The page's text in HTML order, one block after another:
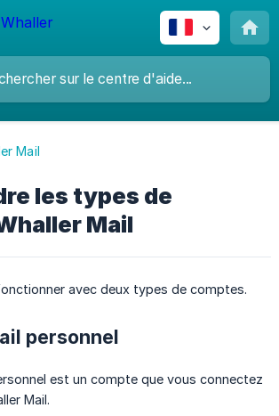
Mail
les types de
Mail
avec deux types de comptes.
personnel
est un compte que vous connectez
Mail.